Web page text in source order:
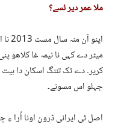
ملا عمر دیر ئسے؟
میٹر دے کہی نا نیمہ غا کلاھو
کریر۔ دے ٹک تننگ اسکان دا
جہلو اس مسونے۔
اصل ٹی ایرانی ڈرون اونا اُرا